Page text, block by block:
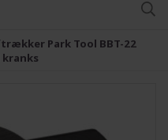
Park Tool BBT-22